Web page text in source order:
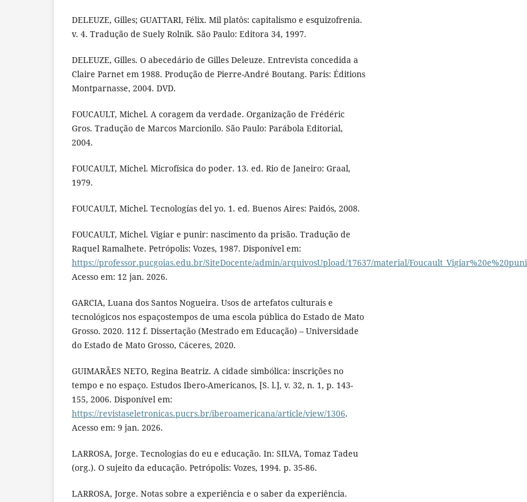
DELEUZE, Gilles; GUATTARI, Félix. Mil platôs: capitalismo e esquizofrenia.
v. 4. Tradução de Suely Rolnik. São Paulo: Editora 34, 1997.
DELEUZE, Gilles. O abecedário de Gilles Deleuze. Entrevista concedida a
Claire Parnet em 1988. Produção de Pierre-André Boutang. Paris: Éditions
Montparnasse, 2004. DVD.
FOUCAULT, Michel. A coragem da verdade. Organização de Frédéric
Gros. Tradução de Marcos Marcionilo. São Paulo: Parábola Editorial,
2004.
FOUCAULT, Michel. Microfísica do poder. 13. ed. Rio de Janeiro: Graal,
1979.
FOUCAULT, Michel. Tecnologías del yo. 1. ed. Buenos Aires: Paidós, 2008.
FOUCAULT, Michel. Vigiar e punir: nascimento da prisão. Tradução de
Raquel Ramalhete. Petrópolis: Vozes, 1987. Disponível em:
https://professor.pucgoias.edu.br/SiteDocente/admin/arquivosUpload/17637/material/
Acesso em: 12 jan. 2026.
GARCIA, Luana dos Santos Nogueira. Usos de artefatos culturais e
tecnológicos nos espaçostempos de uma escola pública do Estado de Mato
Grosso. 2020. 112 f. Dissertação (Mestrado em Educação) – Universidade
do Estado de Mato Grosso, Cáceres, 2020.
GUIMARÃES NETO, Regina Beatriz. A cidade simbólica: inscrições no
tempo e no espaço. Estudos Ibero-Americanos, [S. l.], v. 32, n. 1, p. 143-
155, 2006. Disponível em:
https://revistaseletronicas.pucrs.br/iberoamericana/article/view/1306.
Acesso em: 9 jan. 2026.
LARROSA, Jorge. Tecnologias do eu e educação. In: SILVA, Tomaz Tadeu
(org.). O sujeito da educação. Petrópolis: Vozes, 1994. p. 35-86.
LARROSA, Jorge. Notas sobre a experiência e o saber da experiência.